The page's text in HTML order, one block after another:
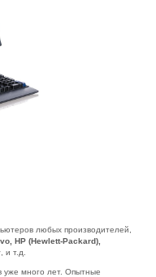
любых производителей,
HP (Hewlett-Packard),
, и т.д.
уже много лет. Опытные